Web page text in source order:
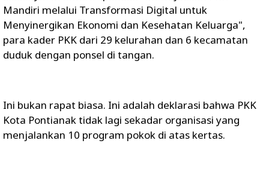
Mandiri melalui Transformasi Digital untuk
Menyinergikan Ekonomi dan Kesehatan Keluarga",
para kader PKK dari 29 kelurahan dan 6 kecamatan
duduk dengan ponsel di tangan.
Ini bukan rapat biasa. Ini adalah deklarasi bahwa PKK
Kota Pontianak tidak lagi sekadar organisasi yang
menjalankan 10 program pokok di atas kertas.